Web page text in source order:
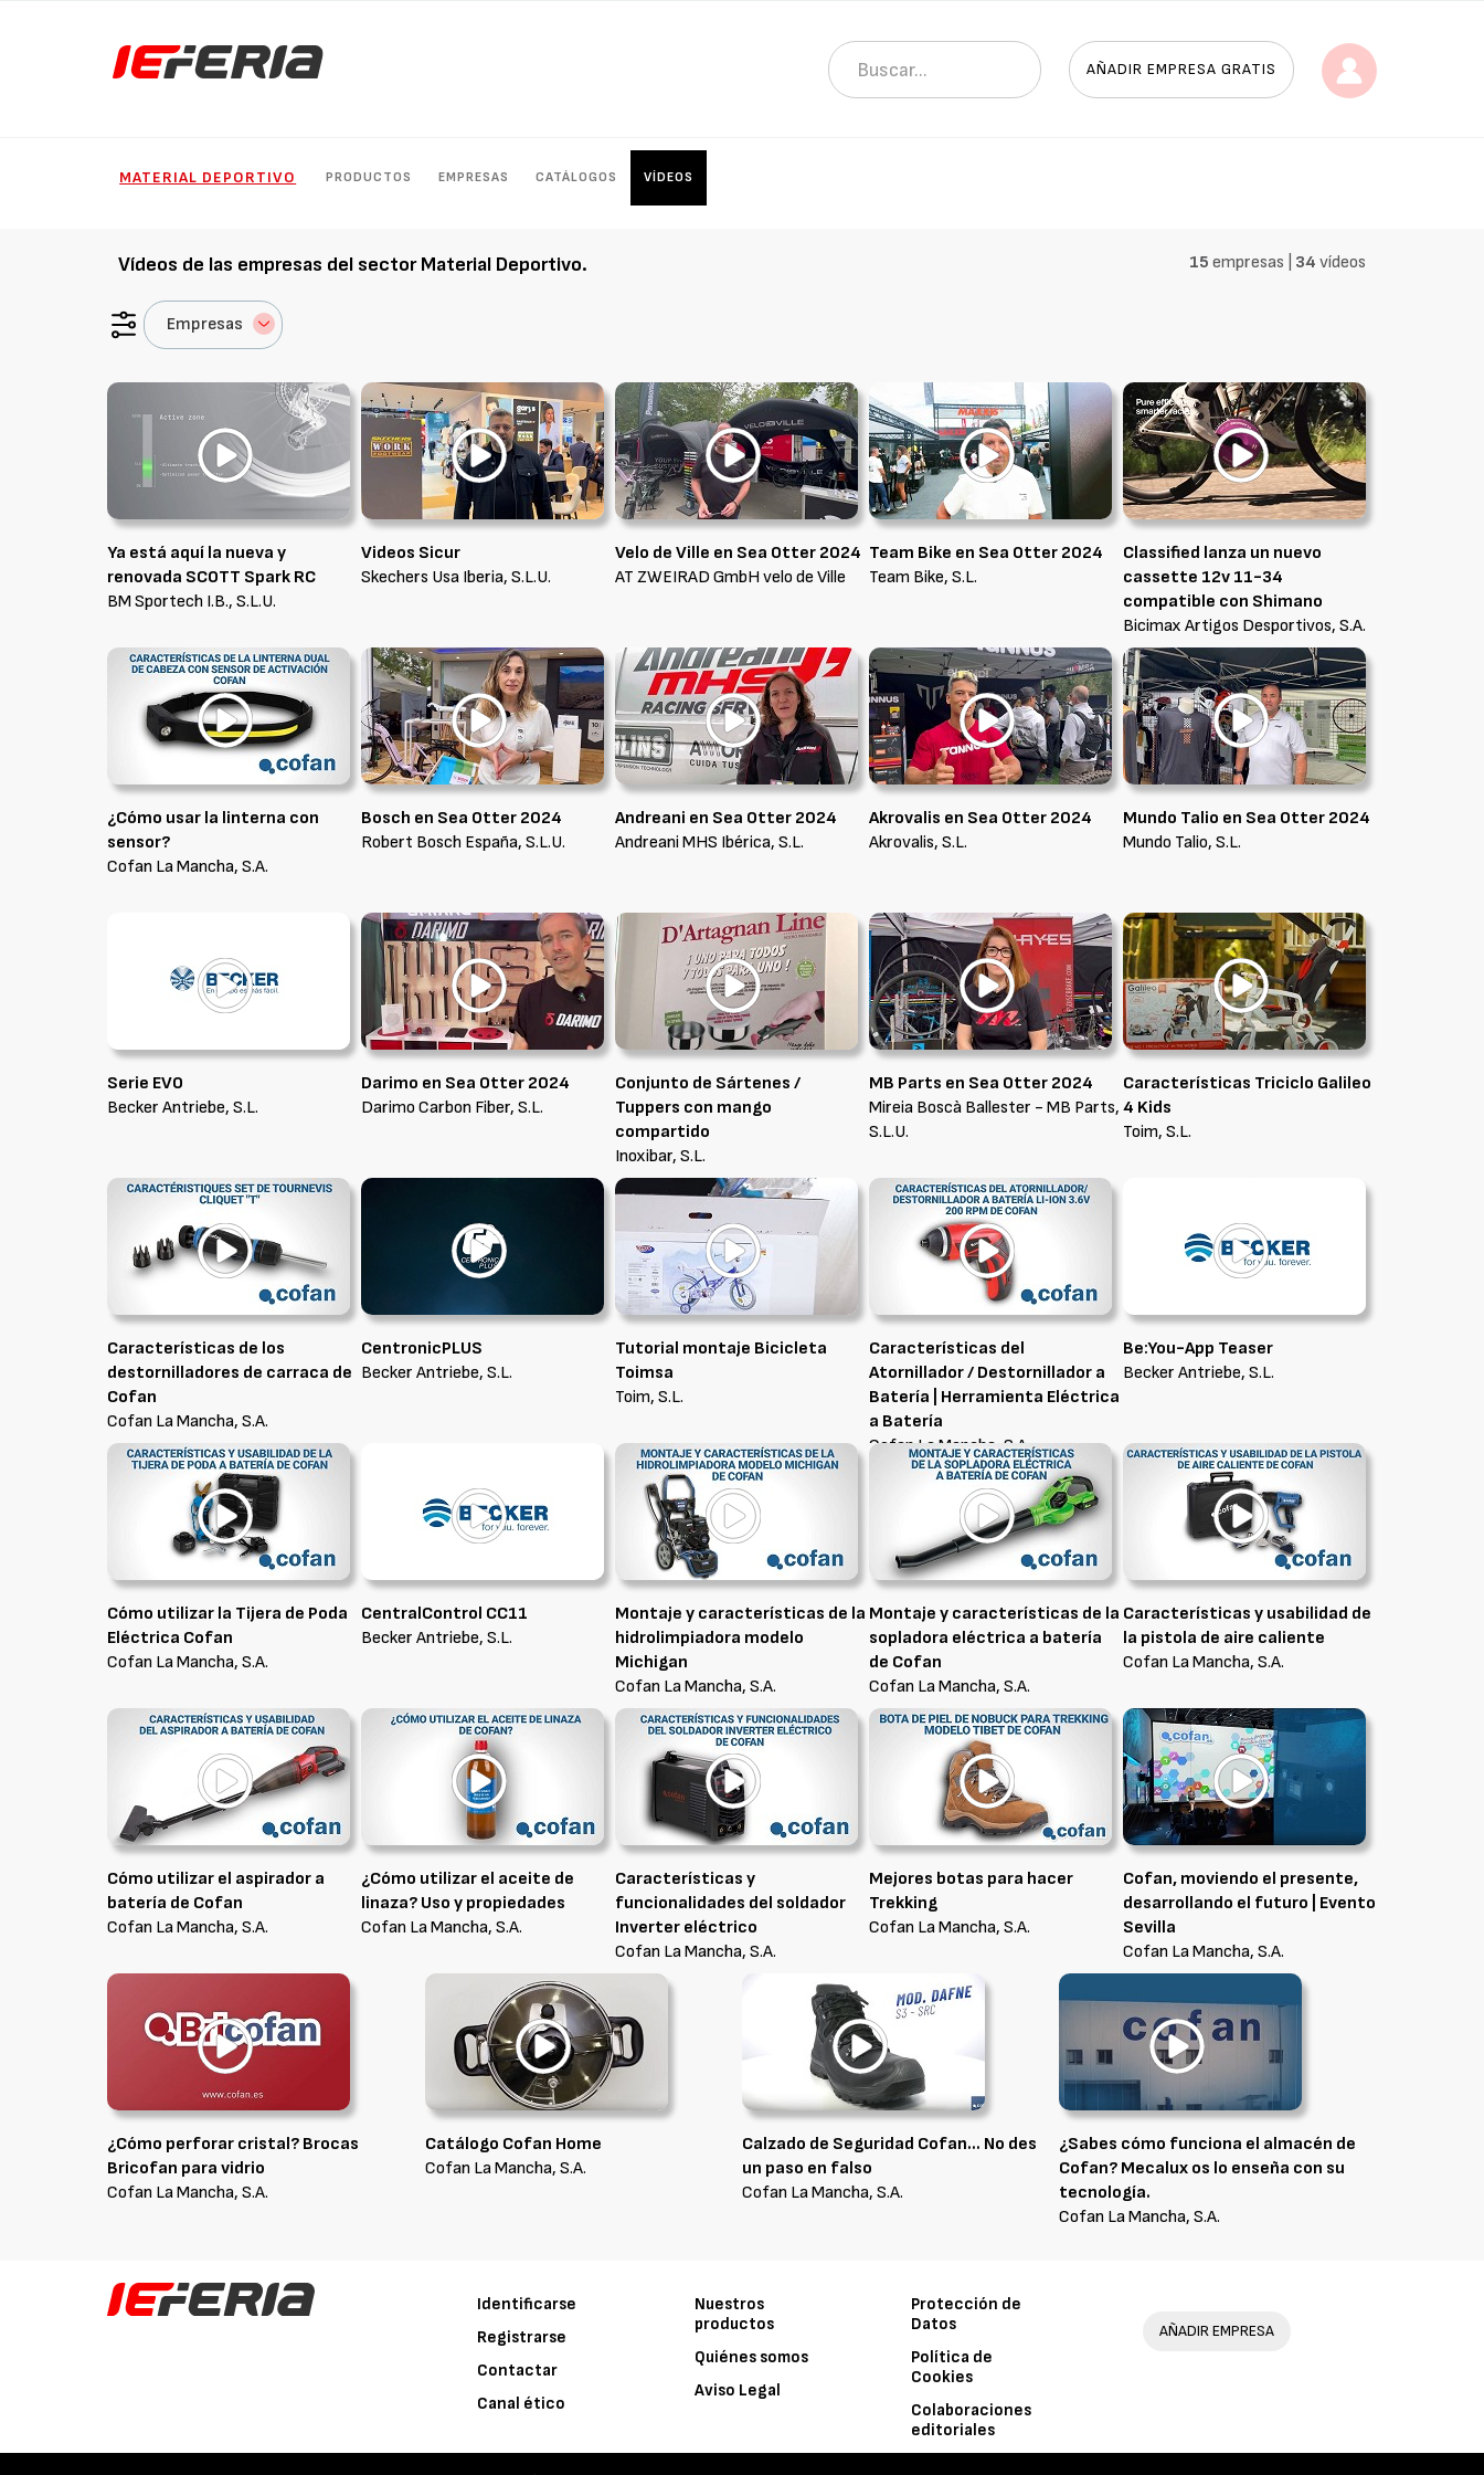
AÑADIR EMPRESA GRATIS
MATERIAL DEPORTIVO PRODUCTOS EMPRESAS CATÁLOGOS VÍDEOS
Vídeos de las empresas del sectorMaterial Deportivo. 15 empresas | 34 vídeos
Empresas
Ya está aquí la nueva y
renovada SCOTT Spark RC
BM Sportech I.B., S.L.U.
Videos Sicur
Skechers Usa Iberia, S.L.U.
Velo de Ville en Sea Otter 2024
AT ZWEIRAD GmbH velo de Ville
Team Bike en Sea Otter 2024
Team Bike, S.L.
Classified lanza un nuevo
cassette 12v 11-34
compatible con Shimano
Bicimax Artigos Desportivos, S.A.
¿Cómo usar la linterna con
sensor?
Cofan La Mancha, S.A.
Bosch en Sea Otter 2024
Robert Bosch España, S.L.U.
Andreani en Sea Otter 2024
Andreani MHS Ibérica, S.L.
Akrovalis en Sea Otter 2024
Akrovalis, S.L.
Mundo Talio en Sea Otter 2024
Mundo Talio, S.L.
Serie EVO
Becker Antriebe, S.L.
Darimo en Sea Otter 2024
Darimo Carbon Fiber, S.L.
Conjunto de Sártenes /
Tuppers con mango
compartido
Inoxibar, S.L.
MB Parts en Sea Otter 2024
Mireia Boscà Ballester - MB Parts,
S.L.U.
Características Triciclo Galileo
4 Kids
Toim, S.L.
Características de los
destornilladores de carraca de
Cofan
Cofan La Mancha, S.A.
CentronicPLUS
Becker Antriebe, S.L.
Tutorial montaje Bicicleta
Toimsa
Toim, S.L.
Características del
Atornillador / Destornillador a
Batería | Herramienta Eléctrica
a Batería
Cofan La Mancha, S.A.
Be:You-App Teaser
Becker Antriebe, S.L.
Cómo utilizar la Tijera de Poda
Eléctrica Cofan
Cofan La Mancha, S.A.
CentralControl CC11
Becker Antriebe, S.L.
Montaje y características de la
hidrolimpiadora modelo
Michigan
Cofan La Mancha, S.A.
Montaje y características de la
sopladora eléctrica a batería
de Cofan
Cofan La Mancha, S.A.
Características y usabilidad de
la pistola de aire caliente
Cofan La Mancha, S.A.
Cómo utilizar el aspirador a
batería de Cofan
Cofan La Mancha, S.A.
¿Cómo utilizar el aceite de
linaza? Uso y propiedades
Cofan La Mancha, S.A.
Características y
funcionalidades del soldador
Inverter eléctrico
Cofan La Mancha, S.A.
Mejores botas para hacer
Trekking
Cofan La Mancha, S.A.
Cofan, moviendo el presente,
desarrollando el futuro | Evento
Sevilla
Cofan La Mancha, S.A.
¿Cómo perforar cristal? Brocas
Bricofan para vidrio
Cofan La Mancha, S.A.
Catálogo Cofan Home
Cofan La Mancha, S.A.
Calzado de Seguridad Cofan… No des
un paso en falso
Cofan La Mancha, S.A.
¿Sabes cómo funciona el almacén de
Cofan? Mecalux os lo enseña con su
tecnología.
Cofan La Mancha, S.A.
Identificarse
Registrarse
Contactar
Canal ético
Nuestros
productos
Quiénes somos
Aviso Legal
Protección de
Datos
Política de
Cookies
Colaboraciones
editoriales
AÑADIR EMPRESA